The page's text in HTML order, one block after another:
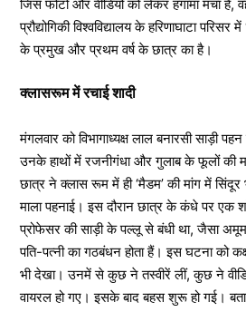
जिस फोटो और वीडियो को लेकर हंगामा मचा
प्रौद्योगिकी विश्वविद्यालय के हरिणाघाटा परिसर
के प्रमुख और प्रथम वर्ष के छात्र का है।
क्लासरूम में रचाई शादी
मंगलवार को विभागाध्यक्ष लाल बनारसी साड़ी
उनके हाथों में रजनीगंधा और गुलाब के फूलों की
छात्र ने क्लास रूम में ही ‘मैडम’ की मांग में
माला पहनाई। इस दौरान छात्र के कंधे पर एक
प्रोफेसर की साड़ी के पल्लू से बंधी था, जैसा
पति-पत्नी का गठबंधन होता हैं। इस घटना को
भी देखा। उनमें से कुछ ने तस्वीरें लीं, कुछ ने
वायरल हो गए। इसके बाद बहस शुरू हो गई।